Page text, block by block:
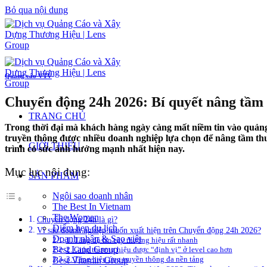
Bỏ qua nội dung
TRANG CHỦ
GIỚI THIỆU
SẢN PHẨM
Ngôi sao doanh nhân
The Best In Vietnam
The Woman
Điểm hẹn du lịch
Doanh nhân & Sao việt
Best Land Group
Best Vitamin Group
Quảng cáo VTV
Chuyển động 24h 2026: Bí quyết nâng
Trong thời đại mà khách hàng ngày càng mất niềm tin vào
truyền thông được nhiều doanh nghiệp lựa chọn để nâng tầm
trình có sức ảnh hưởng mạnh nhất hiện nay.
Mục lục nội dung:
Chuyển động 24h là gì?
Vì sao doanh nghiệp muốn xuất hiện trên Chuyển động 24h 2026?
1. Tăng độ tin cậy thương hiệu rất nhanh
2. Giúp thương hiệu được “định vị” ở level cao hơn
3. Tăng hiệu ứng truyền thông đa nền tảng